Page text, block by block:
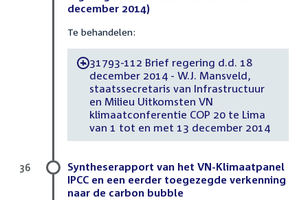
december 2014)
Te behandelen:
-31793-112 Brief regering d.d. 18
december 2014 - W.J. Mansveld,
staatssecretaris van Infrastructuur
en Milieu Uitkomsten VN
klimaatconferentie COP 20 te Lima
van 1 tot en met 13 december 2014
Syntheserapport van het VN-Klimaatpanel
IPCC en een eerder toegezegde verkenning
naar de carbon bubble
36